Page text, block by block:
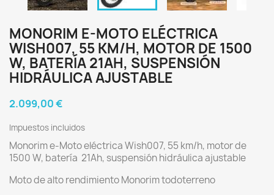
MONORIM E-MOTO ELÉCTRICA
WISH007, 55 KM/H, MOTOR DE 1500
W, BATERÍA 21AH, SUSPENSIÓN
HIDRÁULICA AJUSTABLE
2.099,00 €
Impuestos incluidos
Monorim e-Moto eléctrica Wish007, 55 km/h, motor de
1500 W, batería 21Ah, suspensión hidráulica ajustable
Moto de alto rendimiento Monorim todoterreno